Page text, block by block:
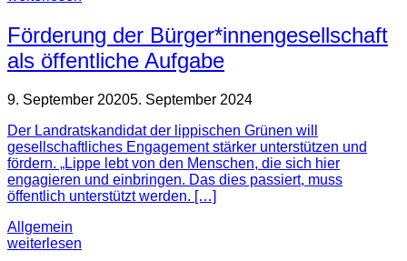
Förderung der Bürger*innengesellschaft
als öffentliche Aufgabe
9. September 20205. September 2024
Der Landratskandidat der lippischen Grünen will
gesellschaftliches Engagement stärker unterstützen und
fördern. „Lippe lebt von den Menschen, die sich hier
engagieren und einbringen. Das dies passiert, muss
öffentlich unterstützt werden. […]
Allgemein
weiterlesen